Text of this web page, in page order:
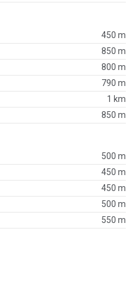
450 m
850 m
800 m
790 m
1 km
850 m
500 m
450 m
450 m
500 m
550 m